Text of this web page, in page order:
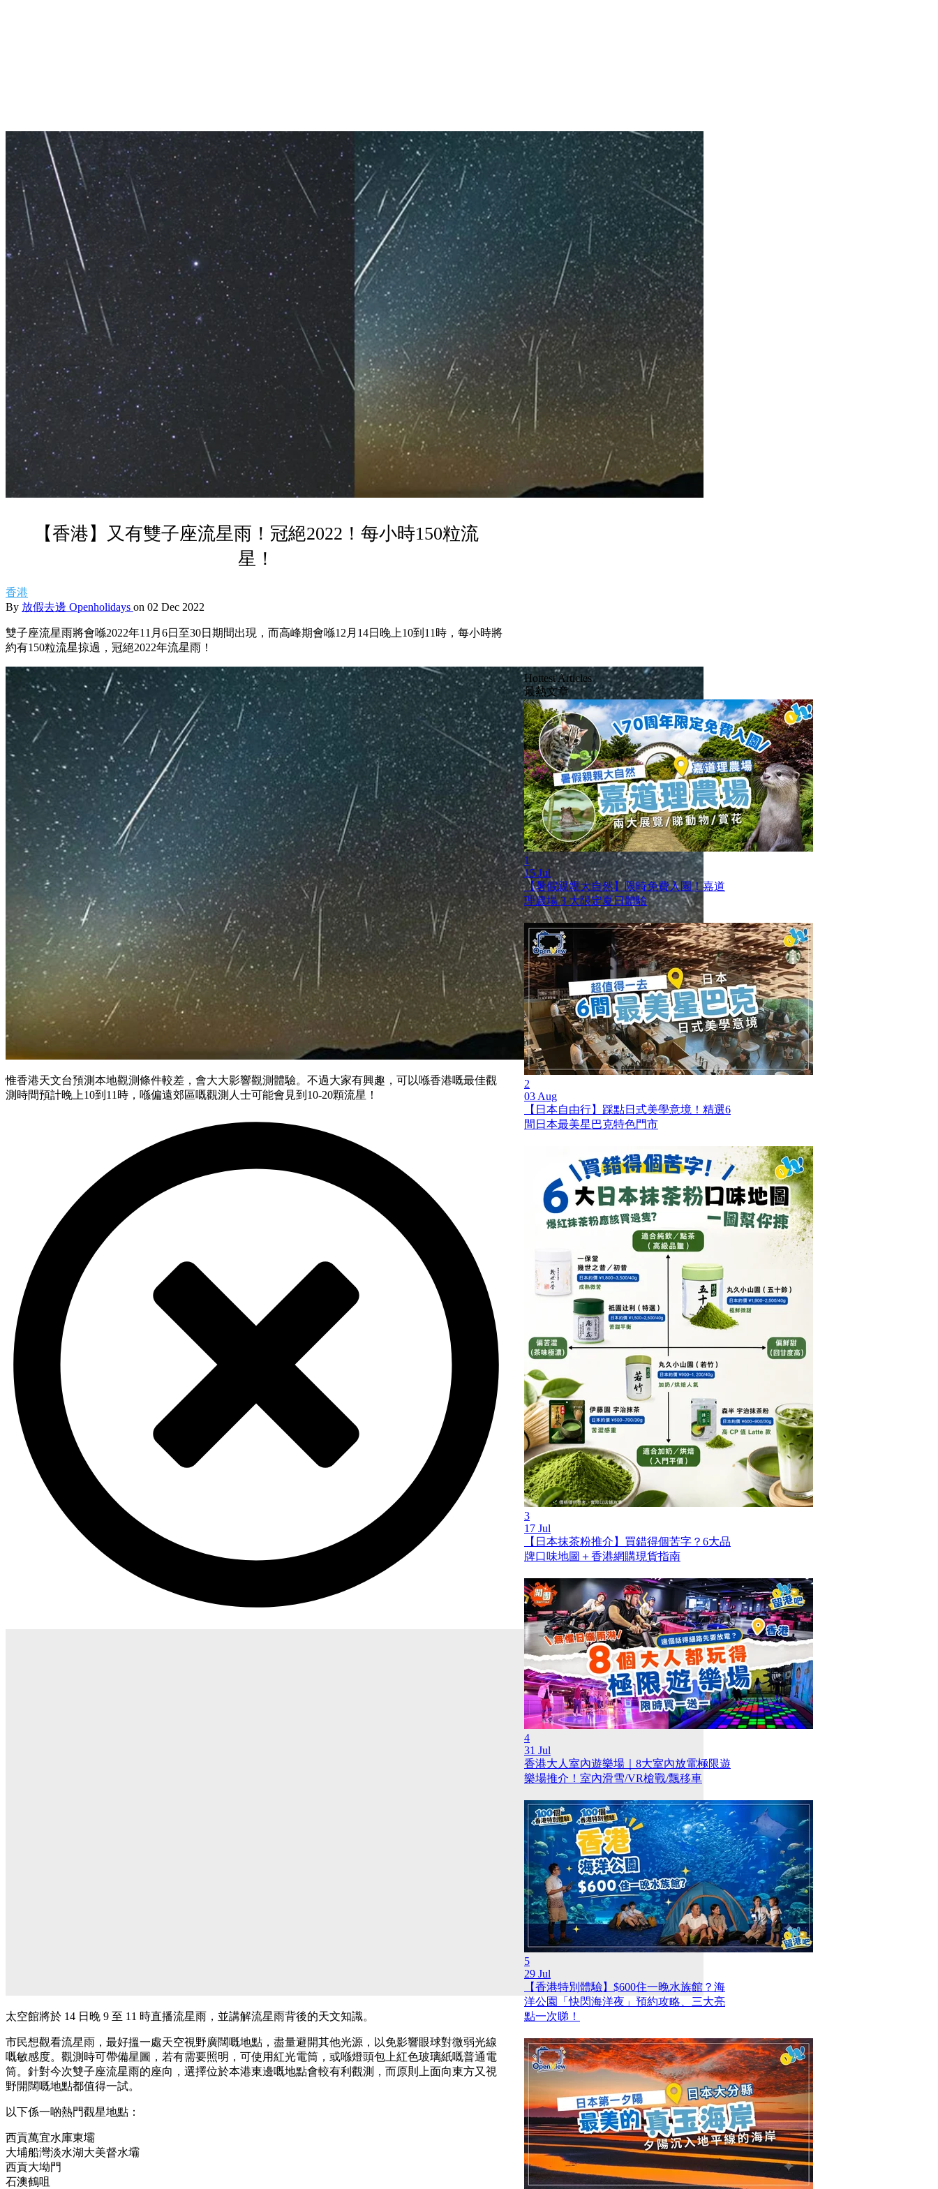
【香港】又有雙子座流星雨！冠絕2022！每小時150粒流
星！
香港
By 放假去邊 Openholidays on 02 Dec 2022
雙子座流星雨將會喺2022年11月6日至30日期間出現，而高峰期會喺12月14日晚上10到11時，每小時將
約有150粒流星掠過，冠絕2022年流星雨！
惟香港天文台預測本地觀測條件較差，會大大影響觀測體驗。不過大家有興趣，可以喺香港嘅最佳觀
測時間預計晚上10到11時，喺偏遠郊區嘅觀測人士可能會見到10-20顆流星！
太空館將於 14 日晚 9 至 11 時直播流星雨，並講解流星雨背後的天文知識。
市民想觀看流星雨，最好搵一處天空視野廣闊嘅地點，盡量避開其他光源，以免影響眼球對微弱光線
嘅敏感度。觀測時可帶備星圖，若有需要照明，可使用紅光電筒，或喺燈頭包上紅色玻璃紙嘅普通電
筒。針對今次雙子座流星雨的座向，選擇位於本港東邊嘅地點會較有利觀測，而原則上面向東方又視
野開闊嘅地點都值得一試。
以下係一啲熱門觀星地點：
西貢萬宜水庫東壩
大埔船灣淡水湖大美督水壩
西貢大坳門
石澳鶴咀
Hottest Articles
最熱文章
1
15 Jul
【暑假親親大自然】限時免費入園！嘉道
理農場 3 大限定夏日體驗
2
03 Aug
【日本自由行】踩點日式美學意境！精選6
間日本最美星巴克特色門市
3
17 Jul
【日本抹茶粉推介】買錯得個苦字？6大品
牌口味地圖＋香港網購現貨指南
4
31 Jul
香港大人室內遊樂場｜8大室內放電極限遊
樂場推介！室內滑雪/VR槍戰/飄移車
5
29 Jul
【香港特別體驗】$600住一晚水族館？海
洋公園「快閃海洋夜」預約攻略、三大亮
點一次睇！